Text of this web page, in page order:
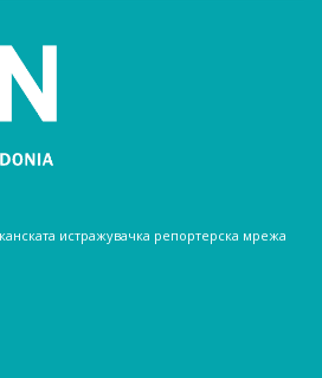
истражувачка репортерска мрежа